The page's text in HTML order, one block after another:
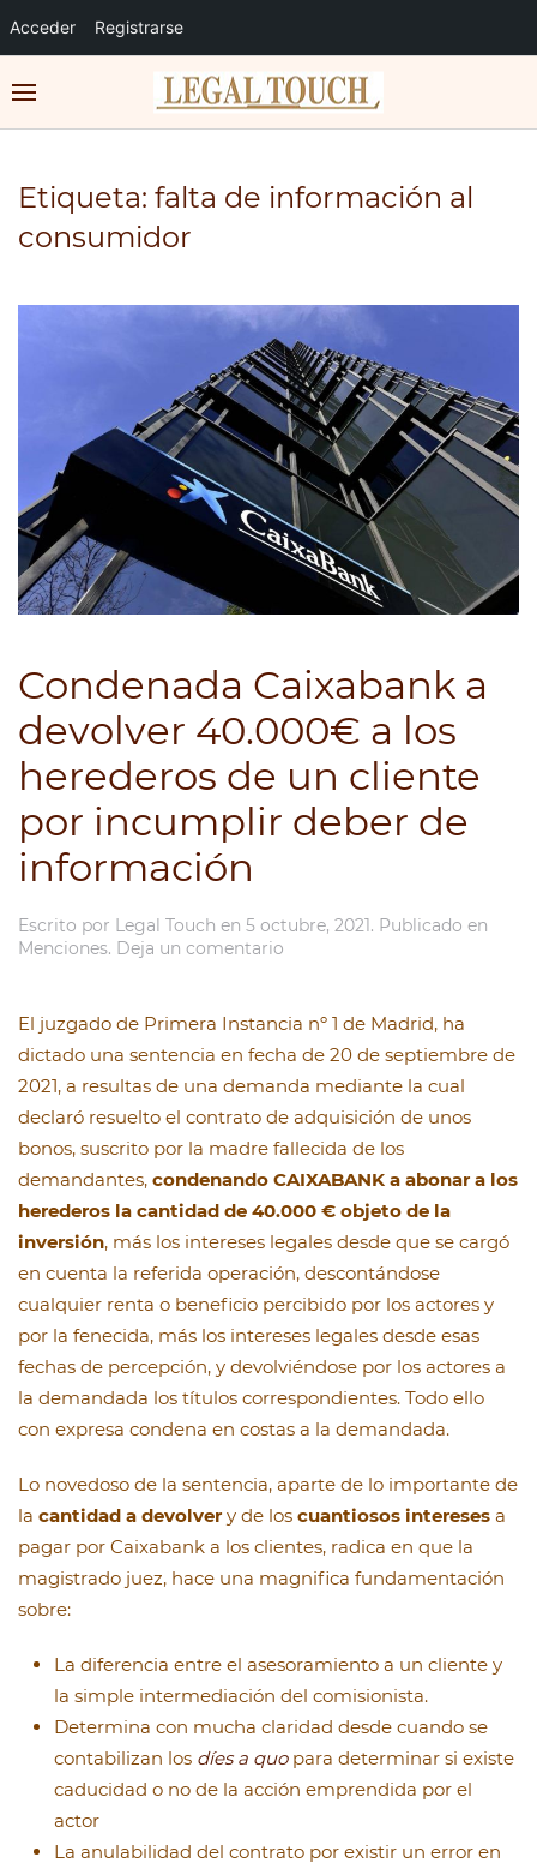
Acceder Registrarse
Etiqueta: falta de información al
consumidor
Condenada Caixabank a
devolver 40.000€ a los
herederos de un cliente
por incumplir deber de
información
Escrito por Legal Touch en 5 octubre, 2021. Publicado en
Menciones. Deja un comentario
El juzgado de Primera Instancia nº 1 de Madrid, ha
dictado una sentencia en fecha de 20 de septiembre de
2021, a resultas de una demanda mediante la cual
declaró resuelto el contrato de adquisición de unos
bonos, suscrito por la madre fallecida de los
demandantes, condenando CAIXABANK a abonar a los
herederos la cantidad de 40.000 € objeto de la
inversión, más los intereses legales desde que se cargó
en cuenta la referida operación, descontándose
cualquier renta o beneficio percibido por los actores y
por la fenecida, más los intereses legales desde esas
fechas de percepción, y devolviéndose por los actores a
la demandada los títulos correspondientes. Todo ello
con expresa condena en costas a la demandada.
Lo novedoso de la sentencia, aparte de lo importante de
la cantidad a devolver y de los cuantiosos intereses a
pagar por Caixabank a los clientes, radica en que la
magistrado juez, hace una magnifica fundamentación
sobre:
La diferencia entre el asesoramiento a un cliente y
la simple intermediación del comisionista.
Determina con mucha claridad desde cuando se
contabilizan los díes a quopara determinar si existe
caducidad o no de la acción emprendida por el
actor
La anulabilidad del contrato por existir un error en